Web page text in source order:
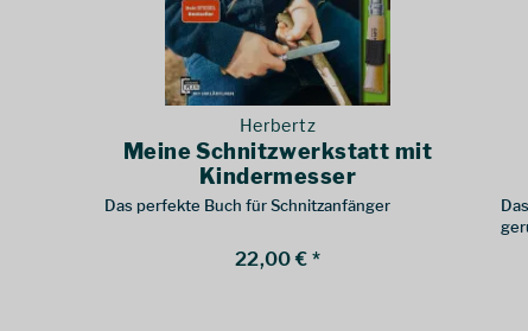
Herbertz
Meine Schnitzwerkstatt mit
Kindermesser
Das perfekte Buch für Schnitzanfänger
22,00 € *